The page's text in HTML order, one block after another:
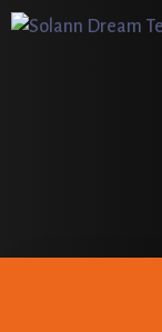
Aller